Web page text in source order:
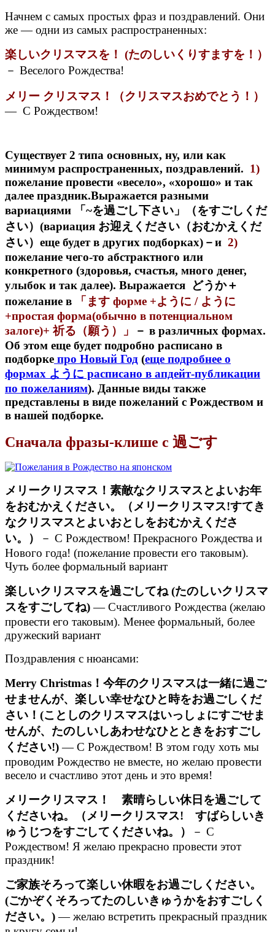
Начнем с самых простых фраз и поздравлений. Они
же — одни из самых распространенных:
楽しいクリスマスを！ (たのしいくりすますを！）
－ Веселого Рождества!
メリー クリスマス！（クリスマスおめでとう！）
— С Рождеством!
Существует 2 типа основных, ну, или как
минимум распространенных, поздравлений. 1)
пожелание провести «весело», «хорошо» и так
далее праздник.Выражается разными
вариациями 「~を過ごし下さい」（をすごしくだ
さい）(вариация お迎えください（おむかえくだ
さい）еще будет в других подборках)－и 2)
пожелание чего-то абстрактного или
конкретного (здоровья, счастья, много денег,
улыбок и так далее). Выражается どうか＋
пожелание в
「ます форме +ように / ように
+простая форма(обычно в потенциальном
залоге)+ 祈る（願う）」
－ в различных формах.
Об этом еще будет подробно расписано в
подборке про Новый Год (еще подробнее о
формах ように расписано в апдейт-публикации
по пожеланиям). Данные виды также
представлены в виде пожеланий с Рождеством и
в нашей подборке.
Сначала фразы-клише с 過ごす
メリークリスマス！素敵なクリスマスとよいお年
をおむかえください。（メリークリスマス!すてき
なクリスマスとよいおとしをおむかえくださ
い。）
－ C Рождеством! Прекрасного Рождества и
Нового года! (пожелание провести его таковым).
Чуть более формальный вариант
楽しいクリスマスを過ごしてね (たのしいクリスマ
スをすごしてね)— Счастливого Рождества (желаю
провести его таковым). Менее формальный, более
дружеский вариант
Поздравления с нюансами:
Merry Christmas！今年のクリスマスは一緒に過ご
せませんが、楽しい幸せなひと時をお過ごしくだ
さい！(ことしのクリスマスはいっしょにすごせま
せんが、たのしいしあわせなひとときをおすごし
ください!)— С Рождеством! В этом году хоть мы
проводим Рождество не вместе, но желаю провести
весело и счастливо этот день и это время!
メリークリスマス！ 素晴らしい休日を過ごして
くださいね。（メリークリスマス! すばらしいき
ゅうじつをすごしてくださいね。）
－ С
Рождеством! Я желаю прекрасно провести этот
праздник!
ご家族そろって楽しい休暇をお過ごしください。
(ごかぞくそろってたのしいきゅうかをおすごしく
ださい。)— желаю встретить прекрасный праздник